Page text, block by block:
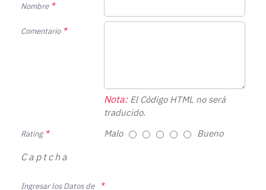
Nombre
Comentario
Nota:El Código HTML no será
traducido.
Rating Malo Bueno
Captcha
Ingresar los Datos de